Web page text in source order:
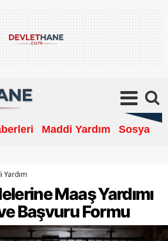
Maddi Yardım Sosyal
Yardım
Maaş Yardımı
Başvuru Formu